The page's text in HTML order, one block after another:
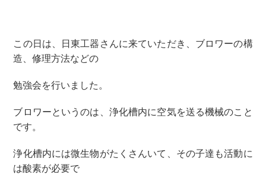
この日は、日東工器さんに来ていただき、ブロワーの構
造、修理方法などの
勉強会を行いました。
ブロワーというのは、浄化槽内に空気を送る機械のこと
です。
浄化槽内には微生物がたくさんいて、その子達も活動に
は酸素が必要で